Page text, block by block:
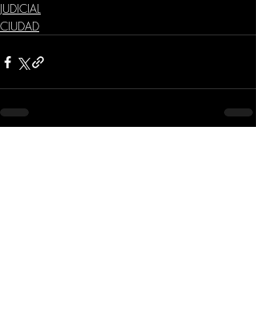
JUDICIAL
CIUDAD